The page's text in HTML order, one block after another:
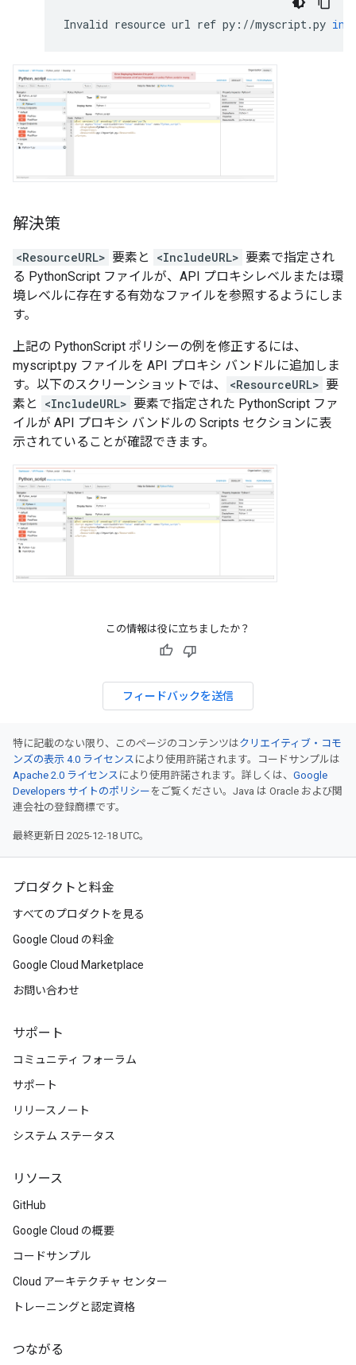
Invalid resource url ref py : //myscript.py in
解決策
<ResourceURL> 要素と <IncludeURL> 要素で指定され
る PythonScript ファイルが、API プロキシレベルまたは環
境レベルに存在する有効なファイルを参照するようにしま
す。
上記の PythonScript ポリシーの例を修正するには、
myscript.py ファイルを API プロキシ バンドルに追加しま
す。以下のスクリーンショットでは、
<ResourceURL> 要
素と
<IncludeURL> 要素で指定された PythonScript ファ
イルが API プロキシ バンドルの Scripts セクションに表
示されていることが確認できます。
この情報は役に立ちましたか？
フィードバックを送信
特に記載のない限り、このページのコンテンツはクリエイティブ・コモ
ンズの表示 4.0 ライセンス により使用許諾されます。コードサンプルは
Apache 2.0 ライセンス により使用許諾されます。詳しくは、 Google
Developers サイトのポリシー をご覧ください。Java は Oracle および関
連会社の登録商標です。
最終更新日 2025-12-18 UTC。
プロダクトと料金
すべてのプロダクトを見る
Google Cloud の料金
Google Cloud Marketplace
お問い合わせ
サポート
コミュニティ フォーラム
サポート
リリースノート
システム ステータス
リソース
GitHub
Google Cloud の概要
コードサンプル
Cloud アーキテクチャ センター
トレーニングと認定資格
つながる